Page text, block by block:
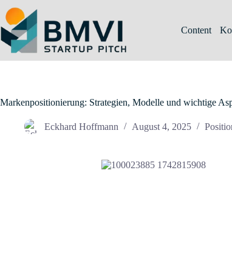
Inhalt
springen
Content
Markenpositionierung: Strategien, Modelle und wichtige
Eckhard Hoffmann August 4, 2025